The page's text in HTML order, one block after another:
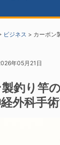
ビジネス > カーボン
年05月21日
釣り竿
経外科手